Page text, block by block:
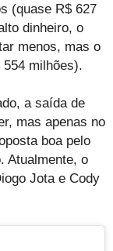
(quase R$ 627
dinheiro, o
menos, mas o
milhões).
a saída de
mas apenas no
boa pelo
Atualmente, o
Jota e Cody